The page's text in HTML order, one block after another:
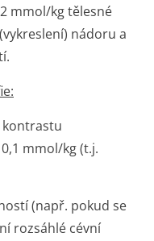
mmol/kg tělesné
nádoru a
kontrastu
mmol/kg (t.j.
(např. pokud se
rozsáhlé cévní